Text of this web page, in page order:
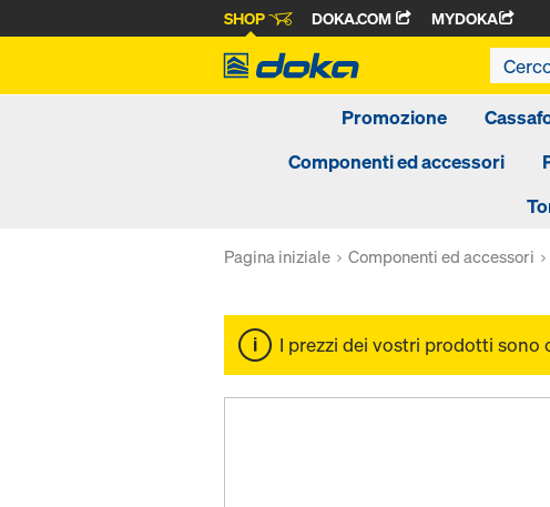
SHOP DOKA.COM MYDOKA
Promozione
Componenti ed accessori
Pagina iniziale Componenti ed accessori
I prezzi dei vostri prodotti sono